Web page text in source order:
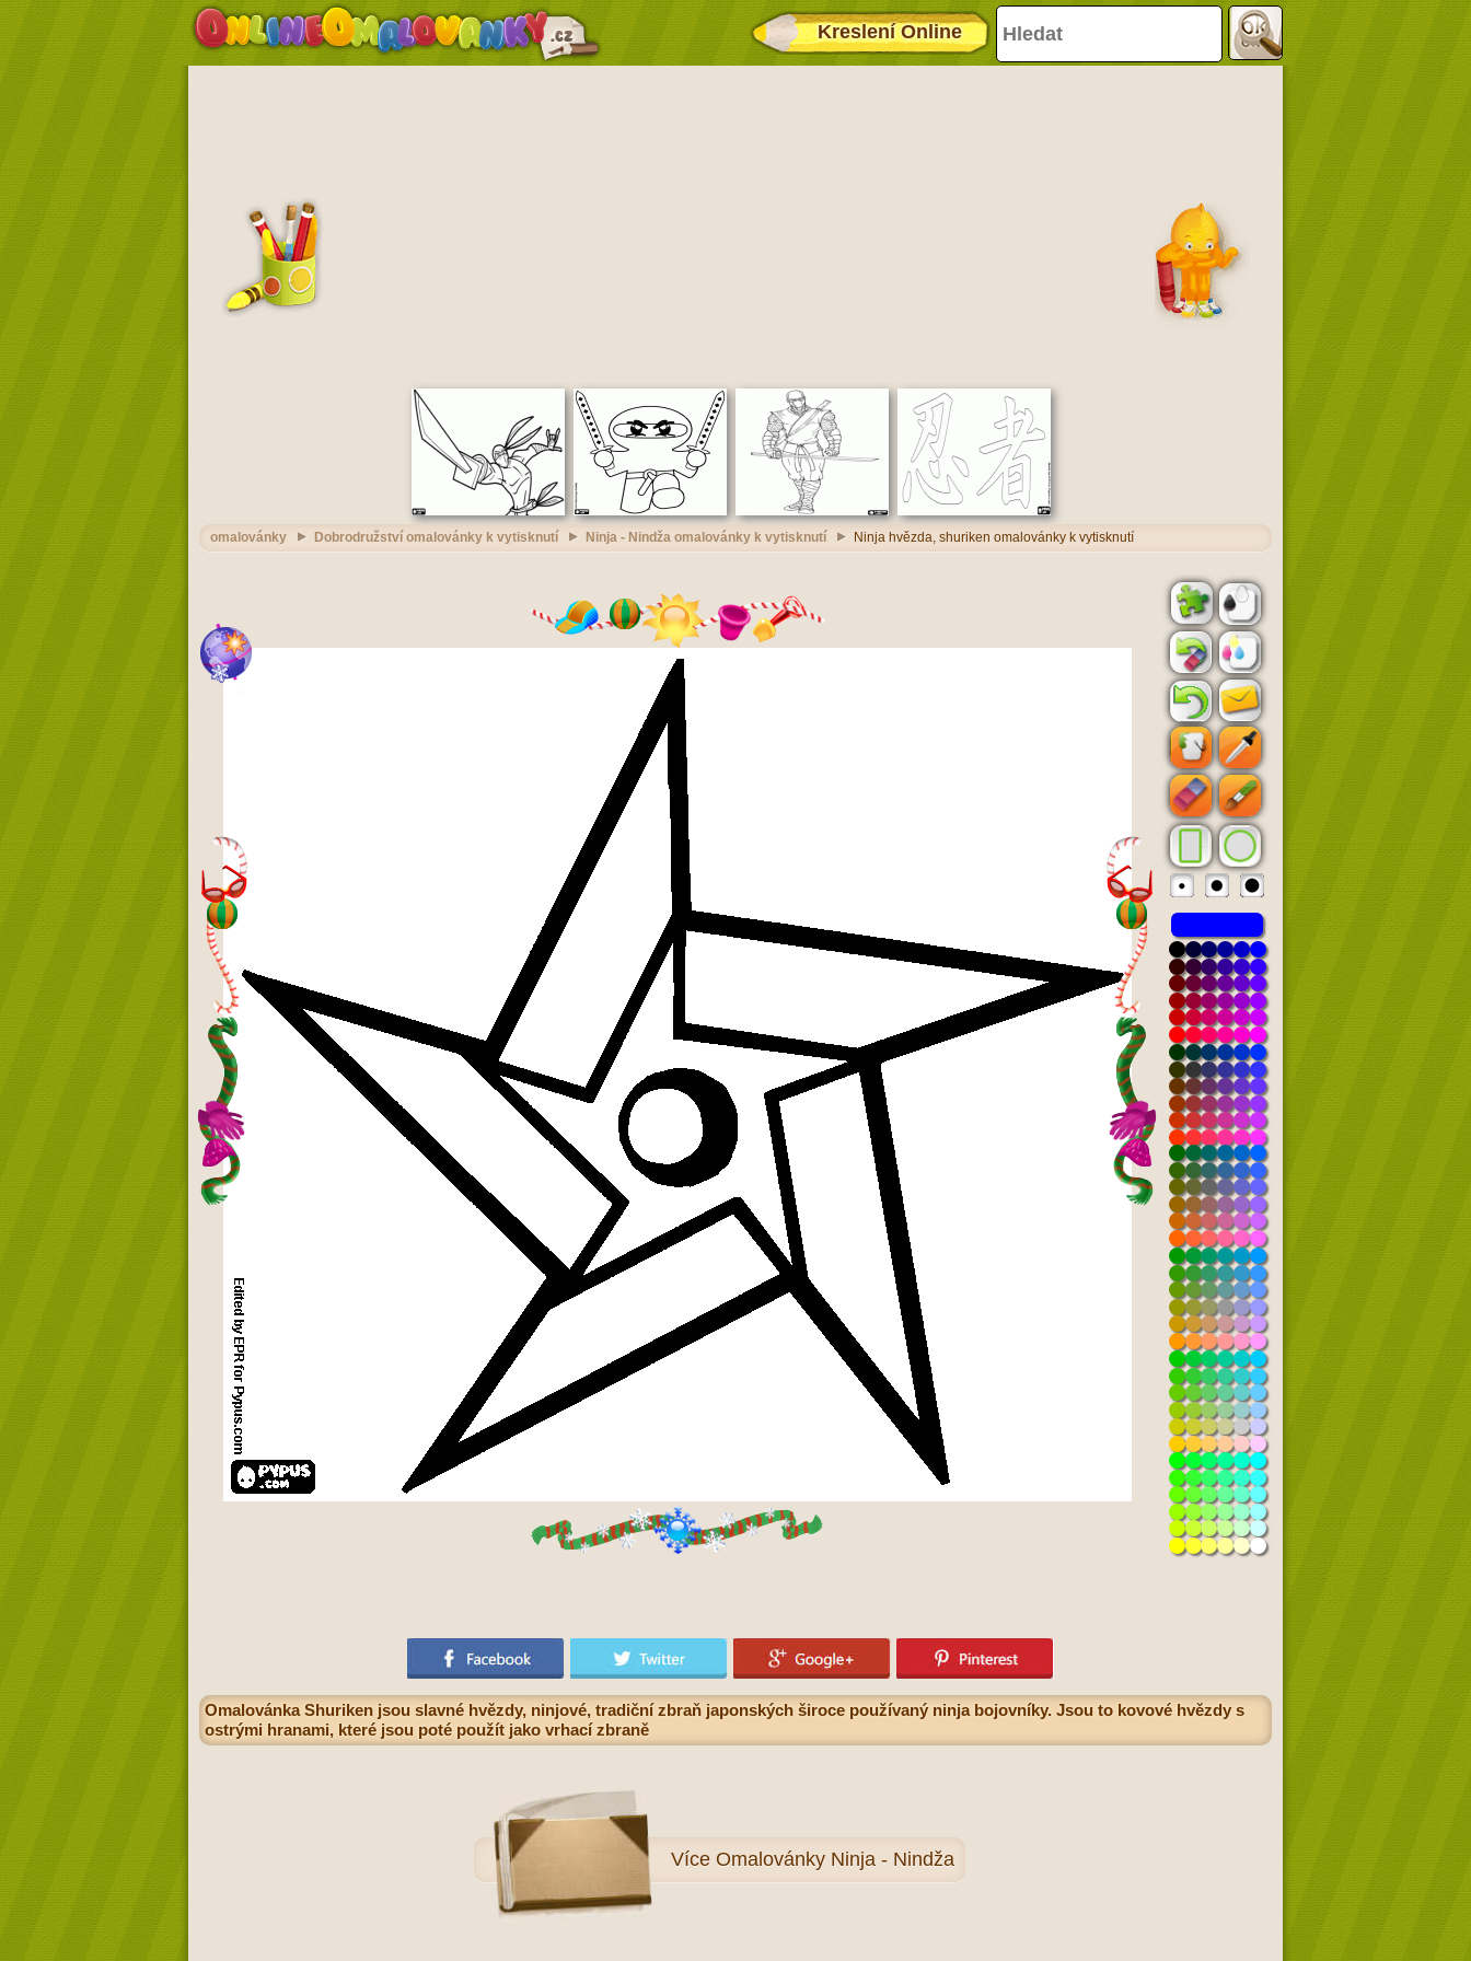
Kreslení Online
omalovánky Dobrodružství omalovánky k vytisknutí Ninja - Nindža omalovánky k vytisknutí Ninja hvězda, shuriken omalovánky k vytisknutí
Omalovánka Shuriken jsou slavné hvězdy, ninjové, tradiční zbraň japonských široce používaný ninja bojovníky. Jsou to kovové hvězdy s
ostrými hranami, které jsou poté použít jako vrhací zbraně
Více Omalovánky Ninja - Nindža